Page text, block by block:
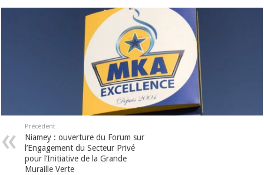
Précédent
Niamey : ouverture du Forum sur
l’Engagement du Secteur Privé
pour l’Initiative de la Grande
Muraille Verte